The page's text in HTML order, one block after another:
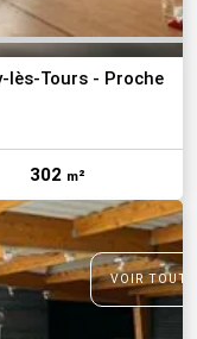
lès-Tours - Proche
302 m²
VOIR